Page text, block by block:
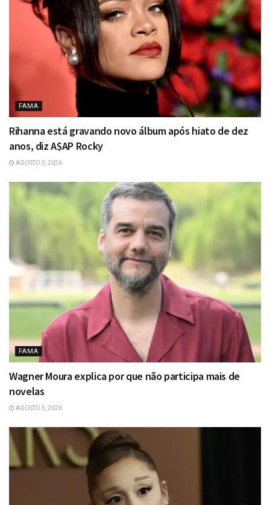
FAMA
Rihanna está gravando novo álbum após hiato de dez
anos, diz A$AP Rocky
AGOSTO 5, 2026
FAMA
Wagner Moura explica por que não participa mais de
novelas
AGOSTO 5, 2026